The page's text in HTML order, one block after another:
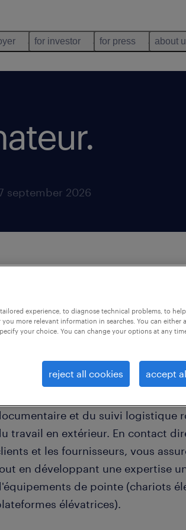
for investor for press about
.
september 2026
la succursale. En étroite
l’atelier mécanique, votre mission
et du suivi logistique
travail en extérieur. En contact
et les fournisseurs, vous
en développant une expertise
de pointe (chariots
élévatrices).
experience, to diagnose technical problems, to
more relevant information in searches. You can either
your choice. You can change your options at any
reject all cookies accept